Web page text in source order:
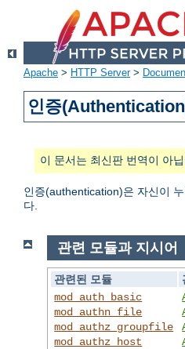
Apache > HTTP Server>
인증
이 문서는 최신판 번역이 아
인증(authentication)은 자신이
다.
관련 모듈과 지시어
관련된 모듈
mod_auth_basic
mod_authn_file
mod_authz_groupfile
mod_authz_host